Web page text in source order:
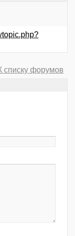
списку форумов